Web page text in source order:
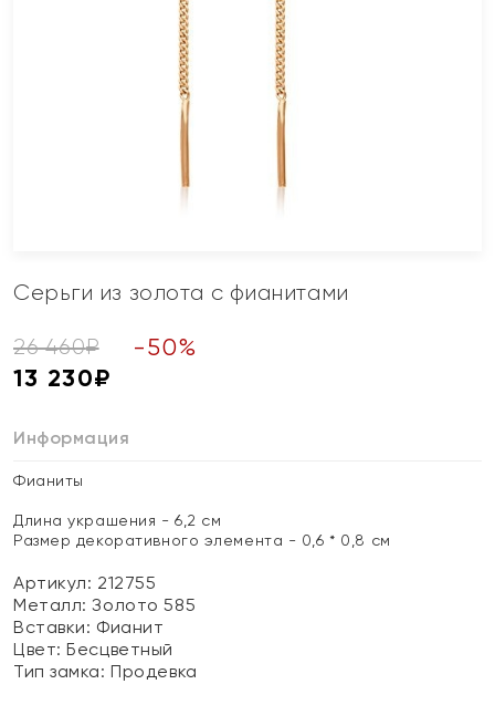
Серьги из золота с фианитами
26 460₽ -50%
13 230₽
Информация
Фианиты
Длина украшения - 6,2 см
Размер декоративного элемента - 0,6 * 0,8 см
Артикул: 212755
Металл:Золото 585
Вставки: Фианит
Цвет:Бесцветный
Тип замка:Продевка